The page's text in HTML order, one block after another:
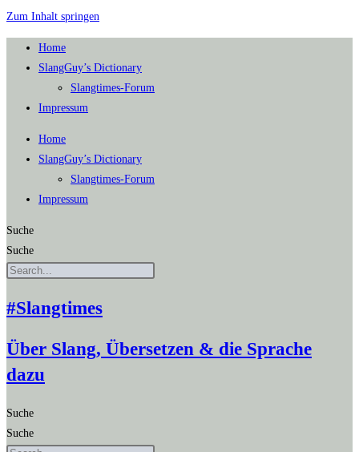
Zum Inhalt springen
Home
SlangGuy’s Dic­tion­a­ry
Slang­times-Forum
Impres­sum
Home
SlangGuy’s Dic­tion­a­ry
Slang­times-Forum
Impres­sum
Suche
Suche
#Slangtimes
Über Slang, Übersetzen & die Sprache
dazu
Suche
Suche